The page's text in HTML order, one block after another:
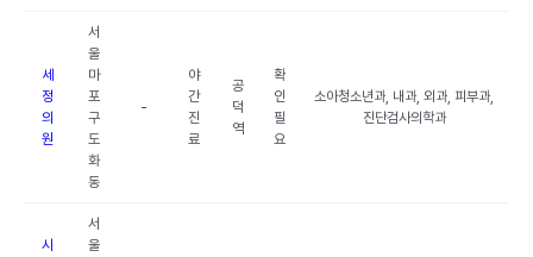
세
정
의
원
서
울
마
포
구
도
화
동
-
야
간
진
료
공
덕
역
확
인
필
요
소아청소년과, 내과, 외과, 피부과,
진단검사의학과
시
서
울